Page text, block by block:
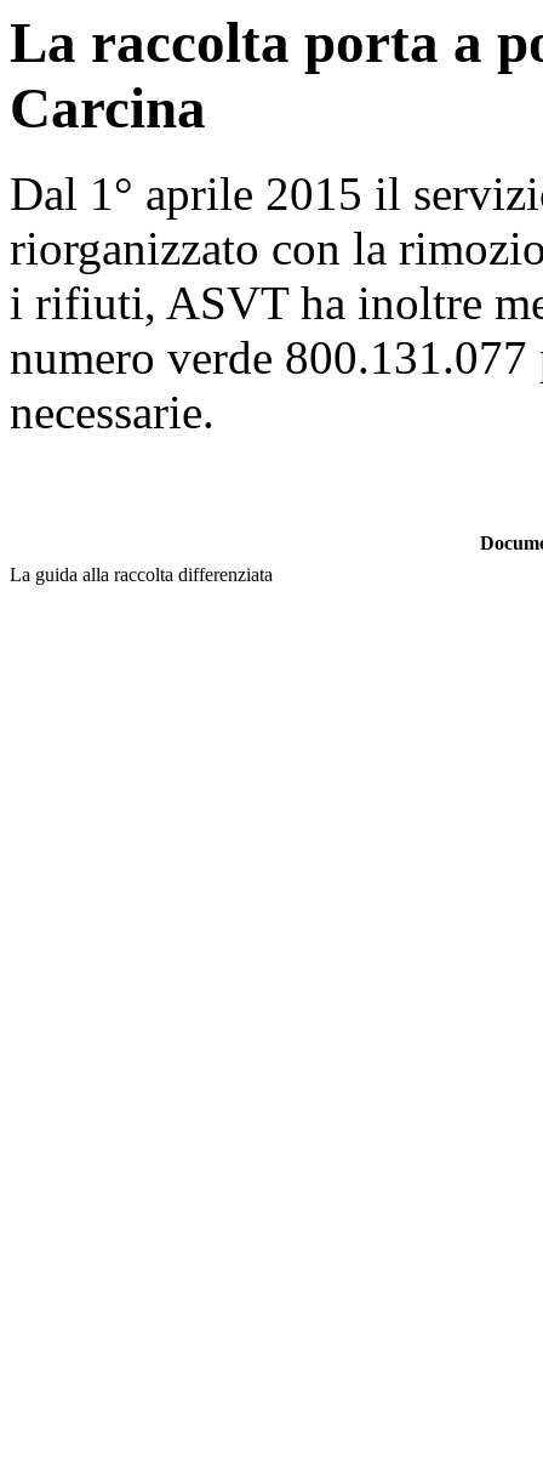
La raccolta porta a
Carcina
Dal 1° aprile 2015 il
riorganizzato con la
i rifiuti, ASVT ha inoltre
numero verde
necessarie.
La guida alla raccolta differenziata